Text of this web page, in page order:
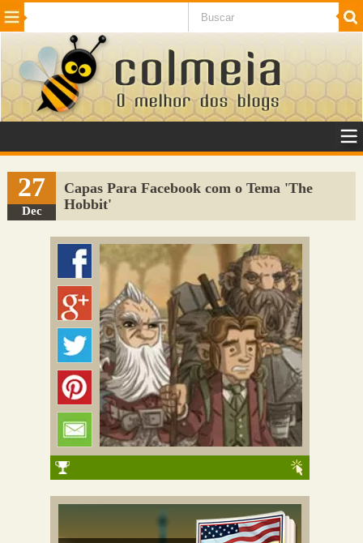
Beleza Cinema e TV
Internet Jogos NotÃ­cias SaÃºde
VeÃ­culos Adulto
Sugerir Link
Adicionar Blog
Colmeia Exchange
Perguntas Frequentes
27
Dec
Capas Para Facebook com o Tema 'The
Hobbit'